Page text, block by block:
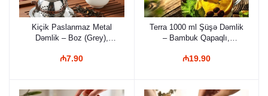
Kiçik Paslanmaz Metal
Dəmlik – Boz (Grey),
Uyğunluqlu və
₼7.90
Terra 1000 ml Şüşə Dəmlik
– Bambuk Qapaqlı,
Şəffaf Çaydan
₼19.90